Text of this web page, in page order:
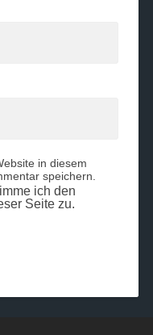
in diesem
speichern.
ich den
Seite zu.